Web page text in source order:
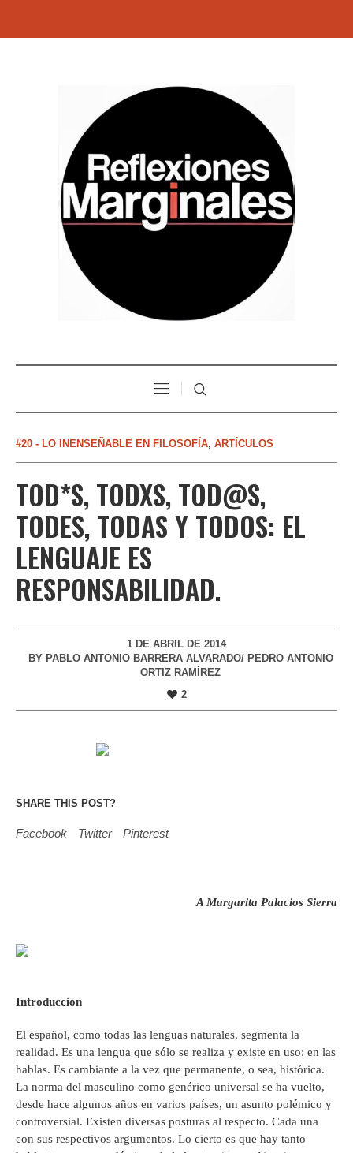
#20 - LO INENSEÑABLE EN FILOSOFÍA, ARTÍCULOS
TOD*S, TODXS, TOD@S,
TODES, TODAS Y TODOS: EL
LENGUAJE ES
RESPONSABILIDAD.
1 DE ABRIL DE 2014
BY PABLO ANTONIO BARRERA ALVARADO/ PEDRO ANTONIO
ORTIZ RAMÍREZ
2
SHARE THIS POST?
Facebook Twitter Pinterest
A Margarita Palacios Sierra
Introducción
El español, como todas las lenguas naturales, segmenta la
realidad. Es una lengua que sólo se realiza y existe en uso: en las
hablas. Es cambiante a la vez que permanente, o sea, histórica.
La norma del masculino como genérico universal se ha vuelto,
desde hace algunos años en varios países, un asunto polémico y
controversial. Existen diversas posturas al respecto. Cada una
con sus respectivos argumentos. Lo cierto es que hay tanto